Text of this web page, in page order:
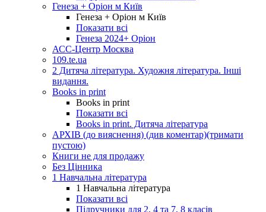
Генеза + Оріон м Київ
Генеза + Оріон м Київ
Показати всі
Генеза 2024+ Оріон
АСС-Центр Москва
109.te.ua
2 Дитяча література. Художня література. Інші
видання.
Books in print
Books in print
Показати всі
Books in print. Дитяча література
АРХІВ (до вияснення) (див коментар)(тримати
пустою)
Книги не для продажу
Без Цінника
1 Навчальна література
1 Навчальна література
Показати всі
Підручники для 2, 4 та 7, 8 класів